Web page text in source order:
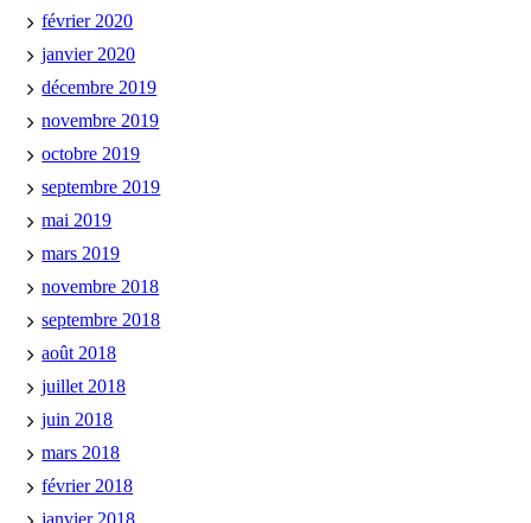
février 2020
janvier 2020
décembre 2019
novembre 2019
octobre 2019
septembre 2019
mai 2019
mars 2019
novembre 2018
septembre 2018
août 2018
juillet 2018
juin 2018
mars 2018
février 2018
janvier 2018